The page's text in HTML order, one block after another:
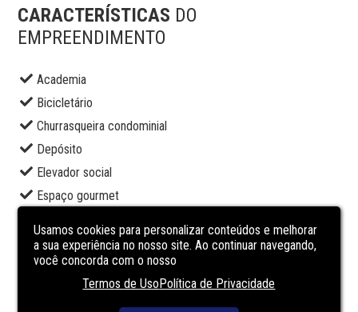
CARACTERÍSTICAS DO
EMPREENDIMENTO
Academia
Bicicletário
Churrasqueira condominial
Depósito
Elevador social
Espaço gourmet
Piscina adulto
Portaria
Salão de festas
Usamos cookies para personalizar conteúdos e melhorar
a sua experiência no nosso site. Ao continuar navegando,
você concorda com o nosso
Termos de UsoPolítica de Privacidade